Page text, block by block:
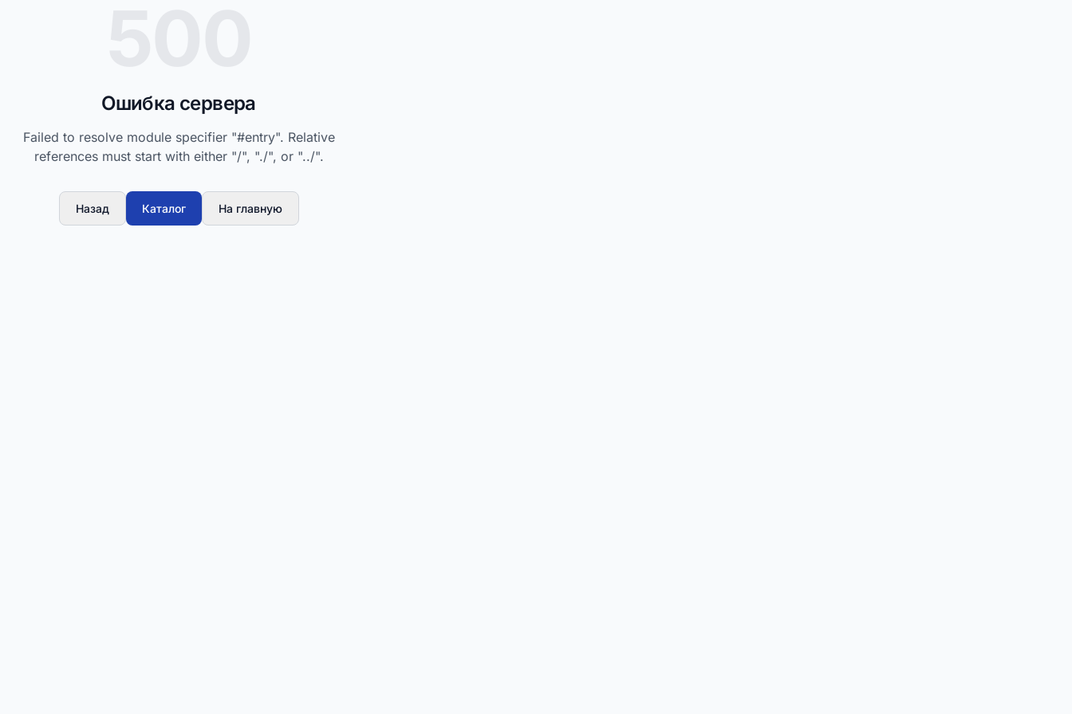
Ошибка сервера
Failed to resolve module specifier "#entry". Relative
references must start with either "/", "./", or "../".
Назад Каталог На главную